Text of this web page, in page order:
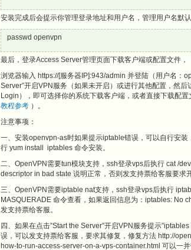
安装完成后会提示你管理登录地址和用户名，管理用户名默
passwd openvpn
最后，登录Access Server管理页面下载客户端或配置文件，
浏览器输入 https://[服务器IP]:943/admin 并登陆（用户名：
Server”开启VPN服务（如果未开启）或进行其他配置，然
Login），即可选择你的系统下载客户端，或者直接下载配
教程参考 ）。
注意事项：
一、安装openvpn-as时如果提示iptable错误，可以自行安
行 yum install iptables 命令安装。
二、OpenVPN需要tun模块支持，ssh登录vps后执行 cat /
descriptor in bad state 说明正常，否则发支持票给客服要求
三、OpenVPN需要iptable nat支持，ssh登录vps后执行
MASQUERADE 命令查看，如果返回信息为：iptables: No
发支持票给客服。
四、如果在点击”Start the Server”开启VPN服务提示
误，可以发支持票给客服，要求其修复，修复方法 http://
how-to-run-access-server-on-a-vps-container.html 可以一